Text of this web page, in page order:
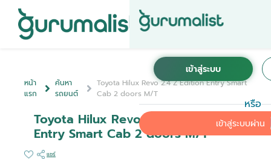
หรือ
เข้าสู่ระบบผ่าน
หน้า
แรก
ค้นหา
รถยนต์
Toyota Hilux Revo 2.4 Z Edition Entry Smart
Cab 2 doors M/T
Toyota Hilux Revo 2.4 Z Edition
Entry Smart Cab 2 doors M/T
แชร์